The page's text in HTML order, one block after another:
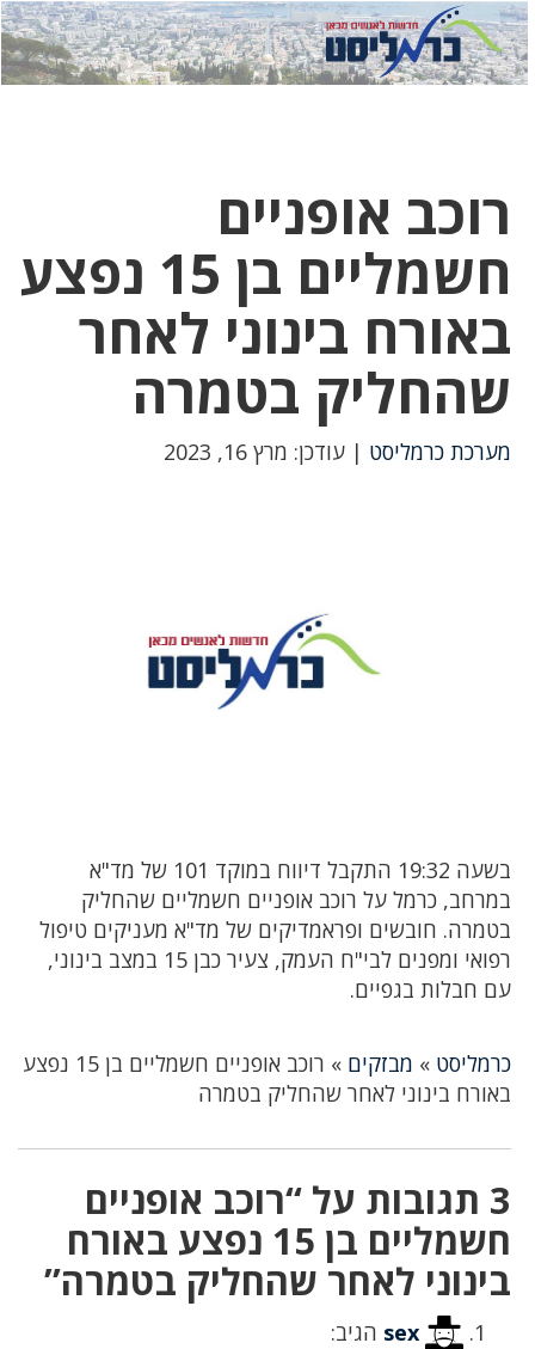
לחץ
כאן
לחץ
כדי
רוכב אופניים
חשמליים בן 15 נפצע
באורח בינוני לאחר
שהחליק בטמרה
מערכת כרמליסט | עודכן: מרץ 16, 2023
בשעה 19:32 התקבל דיווח במוקד 101 של מד"א
במרחב, כרמל על רוכב אופניים חשמליים שהחליק
בטמרה. חובשים ופראמדיקים של מד"א מעניקים טיפול
רפואי ומפנים לבי"ח העמק, צעיר כבן 15 במצב בינוני,
עם חבלות בגפיים.
כרמליסט » מבזקים »
רוכב אופניים חשמליים בן 15 נפצע
באורח בינוני לאחר שהחליק בטמרה
3 תגובות על “רוכב אופניים
חשמליים בן 15 נפצע באורח
בינוני לאחר שהחליק בטמרה”
sex הגיב: